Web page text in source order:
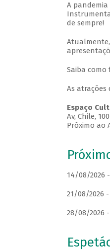
A
de sempre!
Saiba
As atrações
Espaço
Av, Chile,
Próximo ao
14/08/2026 -
21/08/2026 -
28/08/2026 -